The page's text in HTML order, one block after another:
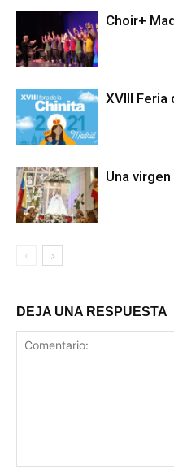
Choir+
XVIII Feria
Una
DEJA UNA RESPUESTA